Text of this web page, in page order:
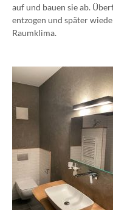
auf und bauen sie ab.
entzogen und später
Raumklima.